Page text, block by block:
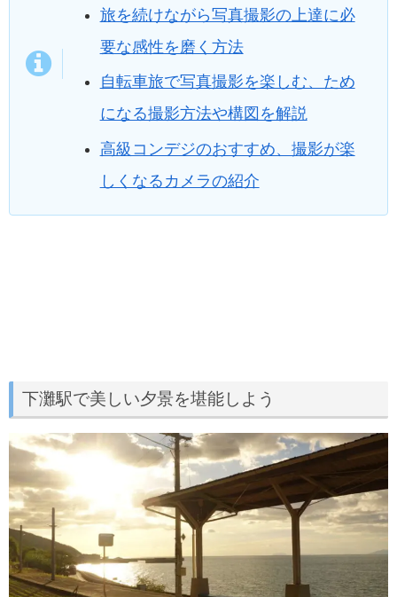
旅を続けながら写真撮影の上達に必
要な感性を磨く方法
自転車旅で写真撮影を楽しむ、ため
になる撮影方法や構図を解説
高級コンデジのおすすめ、撮影が楽
しくなるカメラの紹介
下灘駅で美しい夕景を堪能しよう